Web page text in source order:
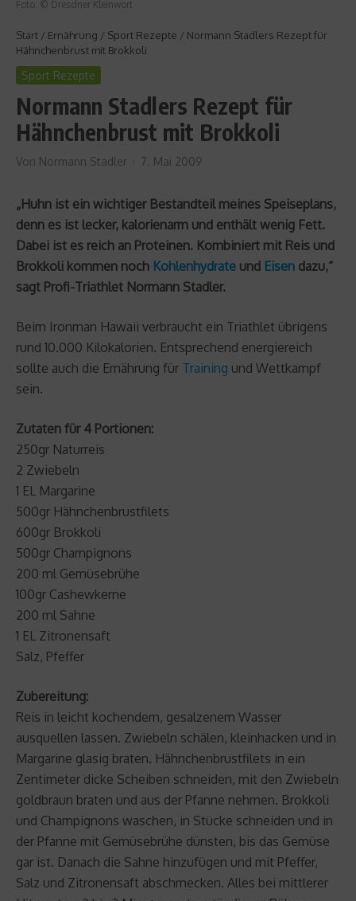
Foto: © Dresdner Kleinwort
Start / Ernährung / Sport Rezepte / Normann Stadlers Rezept für
Hähnchenbrust mit Brokkoli
Sport Rezepte
Normann Stadlers Rezept für
Hähnchenbrust mit Brokkoli
Von Normann Stadler 7. Mai 2009
„Huhn ist ein wichtiger Bestandteil meines Speiseplans,
denn es ist lecker, kalorienarm und enthält wenig Fett.
Dabei ist es reich an Proteinen. Kombiniert mit Reis und
Brokkoli kommen noch Kohlenhydrate und Eisen dazu,“
sagt Profi-Triathlet Normann Stadler.
Beim Ironman Hawaii verbraucht ein Triathlet übrigens
rund 10.000 Kilokalorien. Entsprechend energiereich
sollte auch die Ernährung für Training und Wettkampf
sein.
Zutaten für 4 Portionen:
250gr Naturreis
2 Zwiebeln
1 EL Margarine
500gr Hähnchenbrustfilets
600gr Brokkoli
500gr Champignons
200 ml Gemüsebrühe
100gr Cashewkerne
200 ml Sahne
1 EL Zitronensaft
Salz, Pfeffer
Zubereitung:
Reis in leicht kochendem, gesalzenem Wasser
ausquellen lassen. Zwiebeln schälen, kleinhacken und in
Margarine glasig braten. Hähnchenbrustfilets in ein
Zentimeter dicke Scheiben schneiden, mit den Zwiebeln
goldbraun braten und aus der Pfanne nehmen. Brokkoli
und Champignons waschen, in Stücke schneiden und in
der Pfanne mit Gemüsebrühe dünsten, bis das Gemüse
gar ist. Danach die Sahne hinzufügen und mit Pfeffer,
Salz und Zitronensaft abschmecken. Alles bei mittlerer